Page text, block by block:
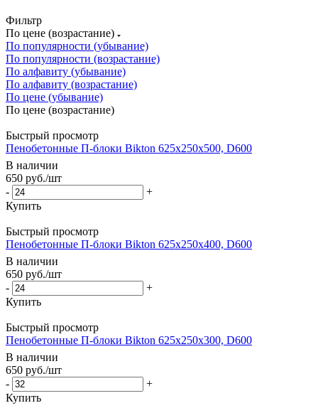
Фильтр
По цене (возрастание)
По популярности (убывание)
По популярности (возрастание)
По алфавиту (убывание)
По алфавиту (возрастание)
По цене (убывание)
По цене (возрастание)
Быстрый просмотр
Пенобетонные П-блоки Bikton 625х250х500, D600
В наличии
650 руб./шт
-
+
Купить
Быстрый просмотр
Пенобетонные П-блоки Bikton 625х250х400, D600
В наличии
650 руб./шт
-
+
Купить
Быстрый просмотр
Пенобетонные П-блоки Bikton 625х250х300, D600
В наличии
650 руб./шт
-
+
Купить